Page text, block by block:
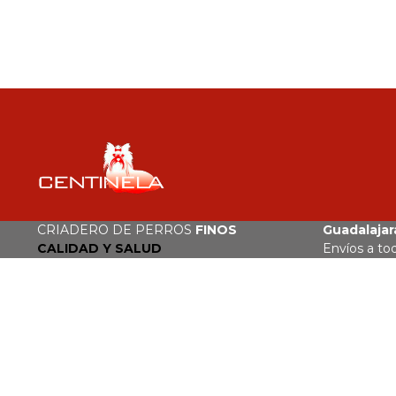
CRIADERO DE PERROS FINOS
CALIDAD Y SALUD
Envíos a